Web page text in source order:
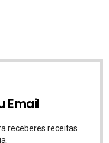
Email
receberes receitas